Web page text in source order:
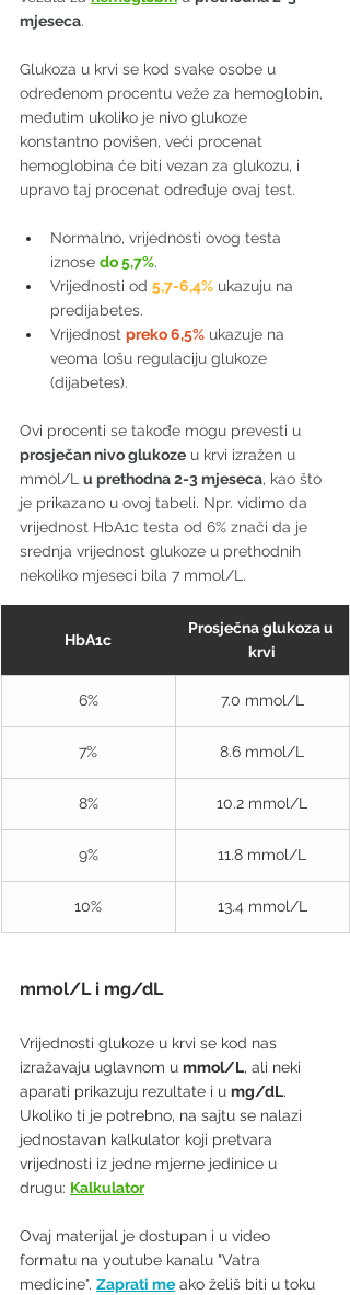
mjeseca.
Glukoza u krvi se kod svake osobe u
određenom procentu veže za hemoglobin,
međutim ukoliko je nivo glukoze
konstantno povišen, veći procenat
hemoglobina će biti vezan za glukozu, i
upravo taj procenat određuje ovaj test.
Normalno, vrijednosti ovog testa
iznose do 5,7%.
Vrijednosti od 5,7-6,4% ukazuju na
predijabetes.
Vrijednost preko 6,5% ukazuje na
veoma lošu regulaciju glukoze
(dijabetes).
Ovi procenti se takođe mogu prevesti u
prosječan nivo glukoze u krvi izražen u
mmol/L u prethodna 2-3 mjeseca, kao što
je prikazano u ovoj tabeli. Npr. vidimo da
vrijednost HbA1c testa od 6% znači da je
srednja vrijednost glukoze u prethodnih
nekoliko mjeseci bila 7 mmol/L.
HbA1c
Prosječna glukoza u
krvi
6% 7.0 mmol/L
7% 8.6 mmol/L
8% 10.2 mmol/L
9% 11.8 mmol/L
10% 13.4 mmol/L
mmol/L i mg/dL
Vrijednosti glukoze u krvi se kod nas
izražavaju uglavnom u mmol/L, ali neki
aparati prikazuju rezultate i u mg/dL.
Ukoliko ti je potrebno, na sajtu se nalazi
jednostavan kalkulator koji pretvara
vrijednosti iz jedne mjerne jedinice u
drugu: Kalkulator
Ovaj materijal je dostupan i u video
formatu na youtube kanalu "Vatra
medicine". Zaprati me ako želiš biti u toku